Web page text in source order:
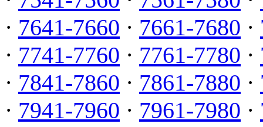
· 7641-7660 · 7661-7680 ·
· 7741-7760 · 7761-7780 ·
· 7841-7860 · 7861-7880 ·
· 7941-7960 · 7961-7980 ·